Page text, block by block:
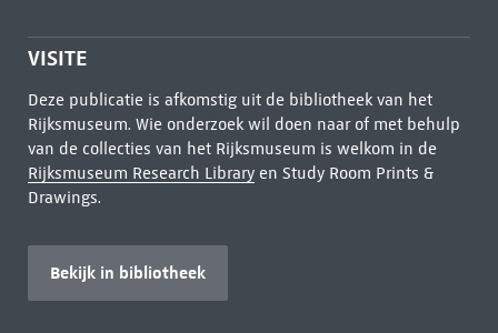
VISITE
Deze publicatie is afkomstig uit de bibliotheek van het
Rijksmuseum. Wie onderzoek wil doen naar of met behulp
van de collecties van het Rijksmuseum is welkom in de
Rijksmuseum Research Libraryen Study Room Prints &
Drawings.
Bekijk in bibliotheek